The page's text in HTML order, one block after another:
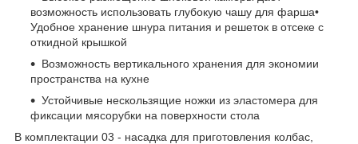
возможность использовать глубокую чашу для фарша•
Удобное хранение шнура питания и решеток в отсеке с
откидной крышкой
Возможность вертикального хранения для экономии
пространства на кухне
Устойчивые нескользящие ножки из эластомера для
фиксации мясорубки на поверхности стола
В комплектации 03 - насадка для приготовления колбас,